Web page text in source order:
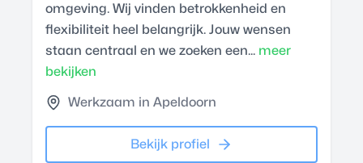
omgeving. Wij vinden betrokkenheid en
flexibiliteit heel belangrijk. Jouw wensen
staan centraal en we zoeken een... meer
bekijken
Werkzaam in Apeldoorn
Bekijk profiel